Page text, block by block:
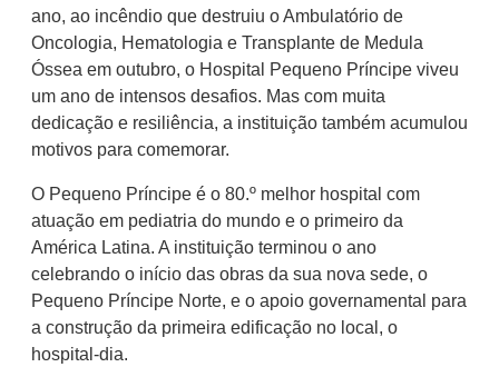
ano, ao incêndio que destruiu o Ambulatório de
Oncologia, Hematologia e Transplante de Medula
Óssea em outubro, o Hospital Pequeno Príncipe viveu
um ano de intensos desafios. Mas com muita
dedicação e resiliência, a instituição também acumulou
motivos para comemorar.
O Pequeno Príncipe é o 80.º melhor hospital com
atuação em pediatria do mundo e o primeiro da
América Latina. A instituição terminou o ano
celebrando o início das obras da sua nova sede, o
Pequeno Príncipe Norte, e o apoio governamental para
a construção da primeira edificação no local, o
hospital-dia.